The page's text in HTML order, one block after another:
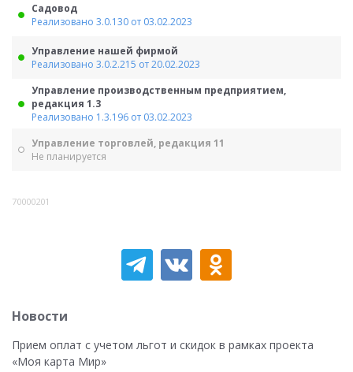
Садовод
Реализовано 3.0.130 от 03.02.2023
Управление нашей фирмой
Реализовано 3.0.2.215 от 20.02.2023
Управление производственным предприятием,
редакция 1.3
Реализовано 1.3.196 от 03.02.2023
Управление торговлей, редакция 11
Не планируется
70000201
Новости
Прием оплат с учетом льгот и скидок в рамках проекта
«Моя карта Мир»